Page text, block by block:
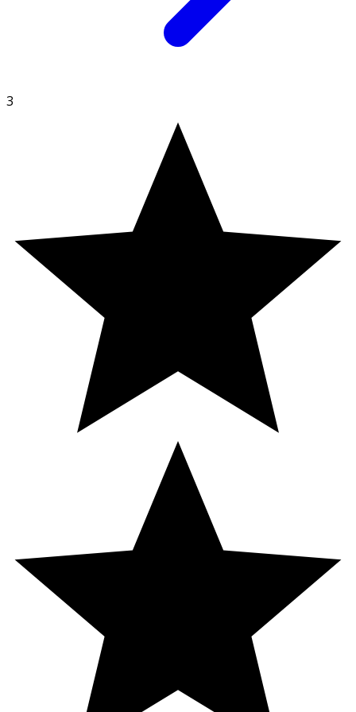
Polyuretan. H: 34dB, M: 33dB, L:32dB, SNR: 35dB.
3